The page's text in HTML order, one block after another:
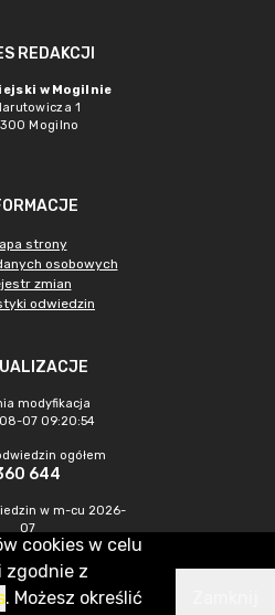
REDAKCJI
w Mogilnie
1
Mogilno
strony
osobowych
zmian
odwiedzin
modyfikacja
07 09:20:54
ogółem
644
w m-cu 2026-
07
1 289
cookies w celu
zgodnie z
. Możesz określić